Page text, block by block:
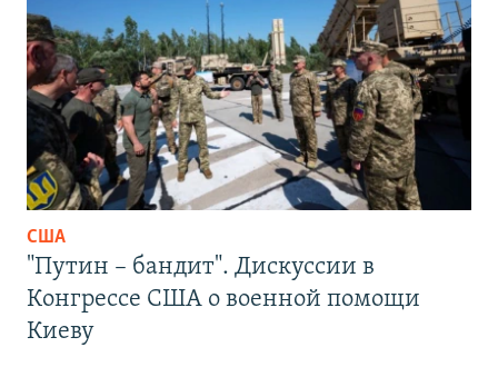
США
"Путин – бандит". Дискуссии в
Конгрессе США о военной помощи
Киеву